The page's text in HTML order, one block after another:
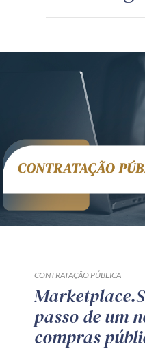
CONTRATAÇÃO PÚBLICA
passo de um
compras